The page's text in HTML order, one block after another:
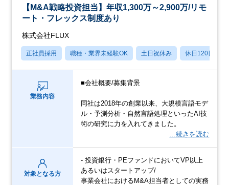
【M&A戦略投資担当】年収1,300万～2,900万/リモ
ート・フレックス制度あり
株式会社FLUX
正社員採用 職種・業界未経験OK 土日祝休み 休日120日以上
業務内容
■会社概要/募集背景
同社は2018年の創業以来、大規模言語モデ
ル・予測分析・自然言語処理といったAI技
術の研究に力を入れてきました。
…続きを読む
対象となる方
- 投資銀行・PEファンドにおいてVP以上
あるいはスタートアップ/
事業会社におけるM&A担当者としての実務